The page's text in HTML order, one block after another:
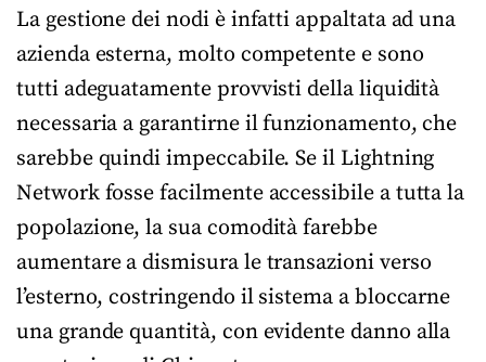
La gestione dei nodi è infatti appaltata ad una
azienda esterna, molto competente e sono
tutti adeguatamente provvisti della liquidità
necessaria a garantirne il funzionamento, che
sarebbe quindi impeccabile. Se il Lightning
Network fosse facilmente accessibile a tutta la
popolazione, la sua comodità farebbe
aumentare a dismisura le transazioni verso
l’esterno, costringendo il sistema a bloccarne
una grande quantità, con evidente danno alla